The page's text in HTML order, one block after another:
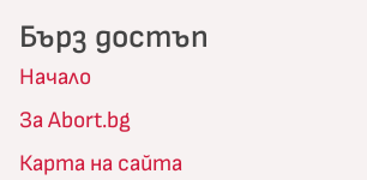
Бърз достъп
Начало
За Abort.bg
Карта на сайта